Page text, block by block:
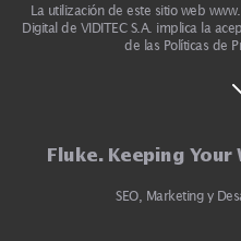
La utilización de este sitio web
Digital de VIDITEC S.A. implica la
de las Políticas de
Fluke. Keeping Your
SEO, Marketing y